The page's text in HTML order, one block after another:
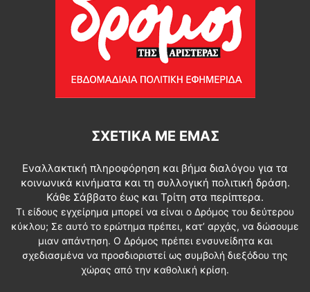
ΣΧΕΤΙΚΆ ΜΕ ΕΜΆΣ
Εναλλακτική πληροφόρηση και βήμα διαλόγου για τα
κοινωνικά κινήματα και τη συλλογική πολιτική δράση.
Κάθε Σάββατο έως και Τρίτη στα περίπτερα.
Τι είδους εγχείρημα μπορεί να είναι ο Δρόμος του δεύτερου
κύκλου; Σε αυτό το ερώτημα πρέπει, κατ’ αρχάς, να δώσουμε
μιαν απάντηση. Ο Δρόμος πρέπει ενσυνείδητα και
σχεδιασμένα να προσδιοριστεί ως συμβολή διεξόδου της
χώρας από την καθολική κρίση.